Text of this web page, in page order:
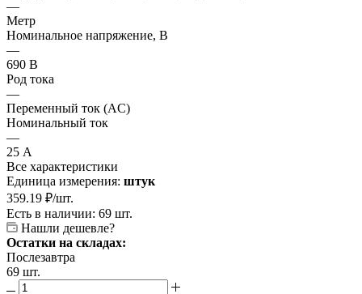
—
Метр
Номинальное напряжение, В
—
690 В
Род тока
—
Переменный ток (AC)
Номинальный ток
—
25 А
Все характеристики
Единица измерения: штук
359.19 ₽/шт.
Есть в наличии: 69 шт.
Нашли дешевле?
Остатки на складах:
Послезавтра
69 шт.